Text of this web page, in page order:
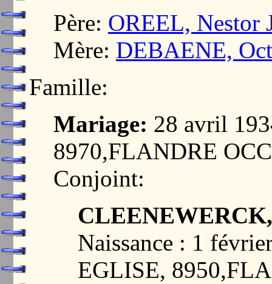
Père: OREEL, Nestor
Mère: DEBAENE,
Famille:
Mariage: 28 avril
8970,FLANDRE
Conjoint:
Naissance : 1
EGLISE,